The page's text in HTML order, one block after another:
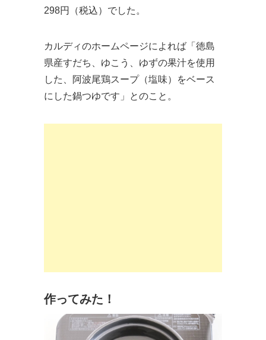
298円（税込）でした。
カルディのホームページによれば「徳島
県産すだち、ゆこう、ゆずの果汁を使用
した、阿波尾鶏スープ（塩味）をベース
にした鍋つゆです」とのこと。
作ってみた！